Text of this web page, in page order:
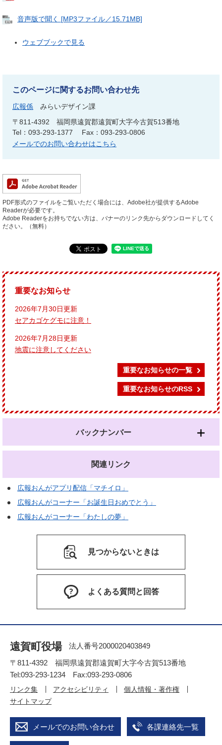
音声版で聞く [MP3ファイル／15.71MB]
ウェブブックで見る
このページに関するお問い合わせ先
広報係
みらいデザイン課
〒811-4392
福岡県遠賀郡遠賀町大字今古賀513番地
Tel：093-293-1377
Fax：093-293-0806
メールでのお問い合わせはこちら
PDF形式のファイルをご覧いただく場合には、Adobe社が提供するAdobe
Readerが必要です。
Adobe Readerをお持ちでない方は、バナーのリンク先からダウンロードしてく
ださい。（無料）
重要なお知らせ
2026年7月30日更新
セアカゴケグモに注意！
2026年7月28日更新
地震に注意してください
重要なお知らせの一覧
重要なお知らせのRSS
バックナンバー
関連リンク
広報おんがアプリ配信「マチイロ」
広報おんがコーナー「お誕生日おめでとう」
広報おんがコーナー「わたしの夢」
見つからないときは
よくある質問と回答
遠賀町役場
法人番号2000020403849
〒811-4392 福岡県遠賀郡遠賀町大字今古賀513番地
Tel:093-293-1234 Fax:093-293-0806
リンク集 アクセシビリティ
個人情報・著作権
サイトマップ
メールでのお問い合わせ 各課連絡先一覧